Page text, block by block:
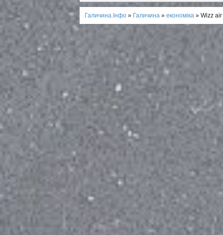
Галичина.Інфо » Галичина » економіка » Wizz air